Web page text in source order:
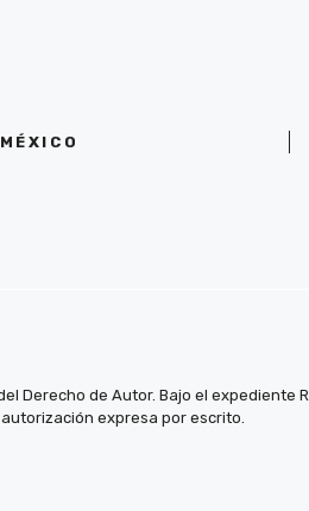
Derecho de Autor. Bajo el expediente
expresa por escrito.